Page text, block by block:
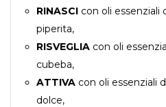
RINASCI con oli essenziali
piperita,
RISVEGLIA con oli
cubeba,
ATTIVA con oli essenziali
dolce,